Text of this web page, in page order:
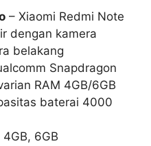
– Xiaomi Redmi Note
dengan kamera
belakang
Snapdragon
RAM 4GB/6GB
baterai 4000
6GB